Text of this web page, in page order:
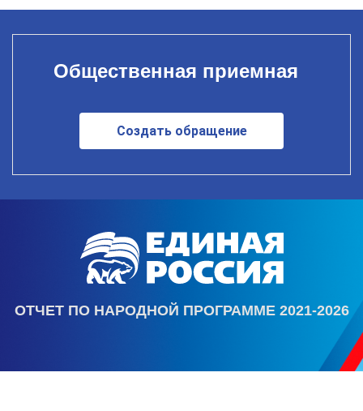
Общественная приемная
Создать обращение
ОТЧЕТ ПО НАРОДНОЙ ПРОГРАММЕ 2021-2026